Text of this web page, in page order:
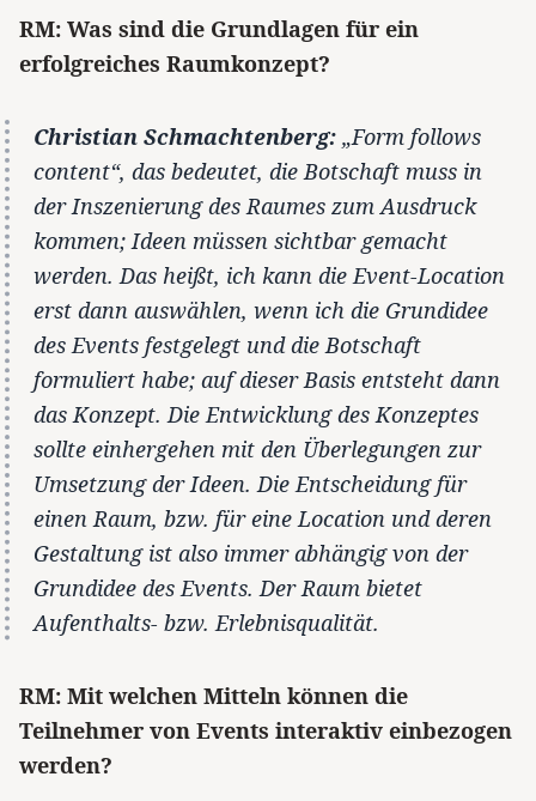
RM: Was sind die Grundlagen für ein
erfolgreiches Raumkonzept?
Christian Schmachtenberg: „Form follows
content“, das bedeutet, die Botschaft muss in
der Inszenierung des Raumes zum Ausdruck
kommen; Ideen müssen sichtbar gemacht
werden. Das heißt, ich kann die Event-Location
erst dann auswählen, wenn ich die Grundidee
des Events festgelegt und die Botschaft
formuliert habe; auf dieser Basis entsteht dann
das Konzept. Die Entwicklung des Konzeptes
sollte einhergehen mit den Überlegungen zur
Umsetzung der Ideen. Die Entscheidung für
einen Raum, bzw. für eine Location und deren
Gestaltung ist also immer abhängig von der
Grundidee des Events. Der Raum bietet
Aufenthalts- bzw. Erlebnisqualität.
RM: Mit welchen Mitteln können die
Teilnehmer von Events interaktiv einbezogen
werden?